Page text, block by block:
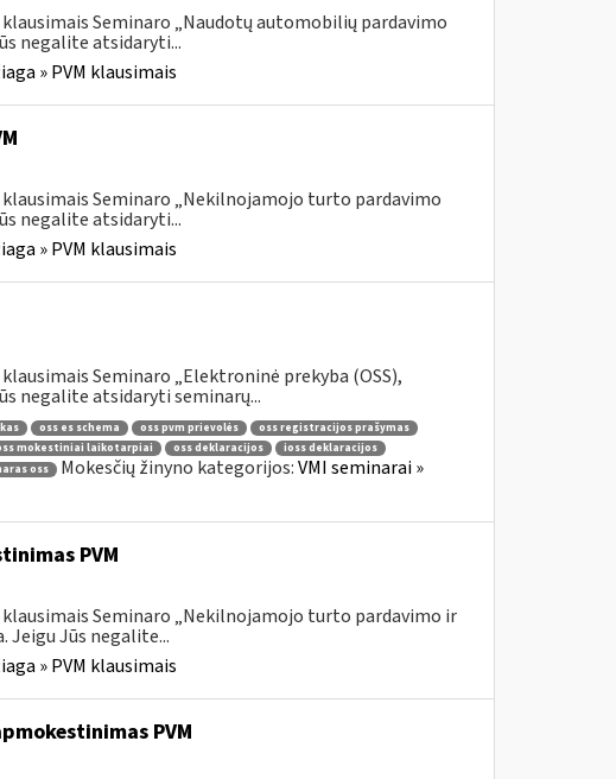
Seminaro „Naudotų automobilių pardavimo
negalite atsidaryti...
» PVM klausimais
Seminaro „Nekilnojamojo turto pardavimo
negalite atsidaryti...
» PVM klausimais
Seminaro „Elektroninė prekyba (OSS),
negalite atsidaryti seminarų...
oss es schema oss pvm prievolės
oss registracijos prašymas
mokestiniai laikotarpiai oss deklaracijos
ioss deklaracijos
oss Mokesčių žinyno kategorijos:VMI seminarai »
PVM
Seminaro „Nekilnojamojo turto pardavimo ir
Jeigu Jūs negalite...
» PVM klausimais
PVM